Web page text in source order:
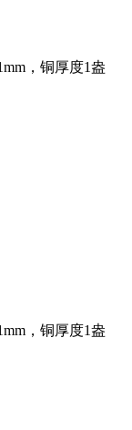
，铜厚度1盎
，铜厚度1盎